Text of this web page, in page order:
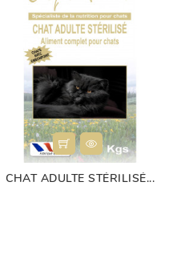
CHAT ADULTE STÉRILISÉ...